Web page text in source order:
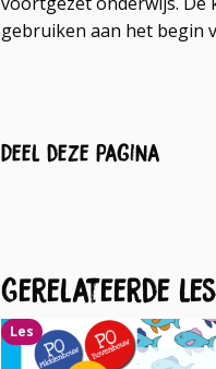
gebruiken aan het begin
Deel deze pagina
Gerelateerde
Les
Lees
meer